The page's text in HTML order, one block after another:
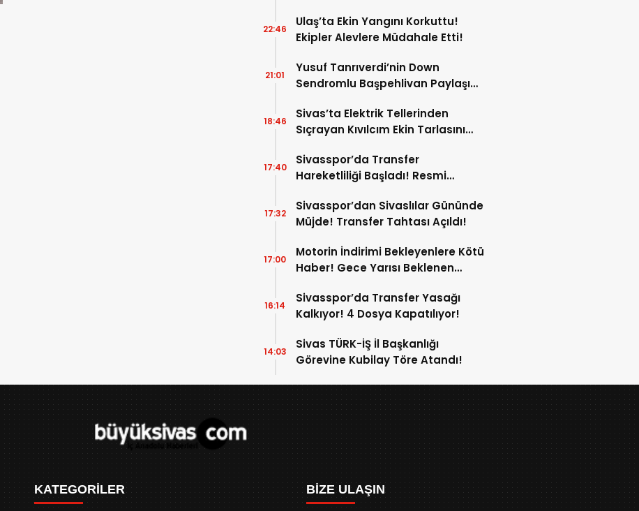
Ulaş’ta Ekin Yangını Korkuttu!
Ekipler Alevlere Müdahale Etti!
22:46
Yusuf Tanrıverdi’nin Down
Sendromlu Başpehlivan Paylaşımı
21:01
Sivas’ta Elektrik Tellerinden
Sıçrayan Kıvılcım Ekin Tarlasını
18:46
Sivasspor’da Transfer
Hareketliliği Başladı! Resmi
17:40
Sivasspor’dan Sivaslılar Gününde
Müjde! Transfer Tahtası Açıldı!
17:32
Motorin İndirimi Bekleyenlere Kötü
Haber! Gece Yarısı Beklenen
17:00
Sivasspor’da Transfer Yasağı
Kalkıyor! 4 Dosya Kapatılıyor!
16:14
Sivas TÜRK-İŞ İl Başkanlığı
Görevine Kubilay Töre Atandı!
14:03
KATEGORİLER BİZE ULAŞIN